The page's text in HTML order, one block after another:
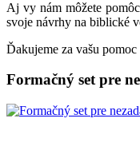
Aj vy nám môžete
svoje návrhy na biblické
Ďakujeme za vašu
Formačný set pre